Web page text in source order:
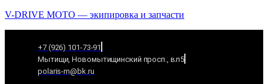
V-DRIVE MOTO — экипировка и запчасти
+7 (926) 101-73-91
Мытищи, Новомытищинский просп., вл5
polaris-m@bk.ru